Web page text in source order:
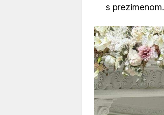
s prezimenom.